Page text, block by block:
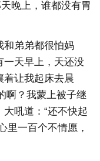
晚上，谁都没有胃
和弟弟都很怕妈
一天早上，天还没
着让我起床去晨
啊？我蒙上被子继
吼道：“还不快起
里一百个不情愿，